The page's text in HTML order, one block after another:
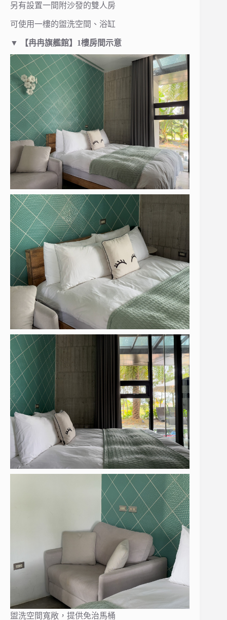
另有設置一間附沙發的雙人房
可使用一樓的盥洗空間、浴缸
▼ 【冉冉旗艦館】 1樓房間示意
盥洗空間寬敞，提供免治馬桶